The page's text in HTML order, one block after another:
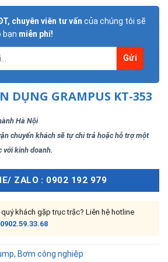
chuyên viên tư vấn của chúng tôi sẽ
bạn miễn phí!
DỤNG GRAMPUS KT-353
Hà Nội
chuyển khách sẽ tự chi trả hoặc hỗ trợ một
với kinh doanh.
ZALO : 0902 192 979
khách gặp trục trặc? Liên hệ hotline
0902.59.33.68
, Bơm công nghiệp